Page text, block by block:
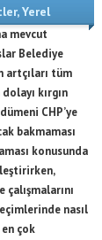
,Yerel
mevcut
Belediye
artçıları tüm
kırgın
CHP’ye
bakmaması
konusunda
nasıl
çok